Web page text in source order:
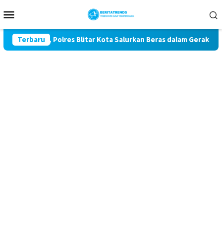
ke
Mobile
Terbaru
81, Polres Blitar Kota Salurkan Beras dalam Gerakan Pangan